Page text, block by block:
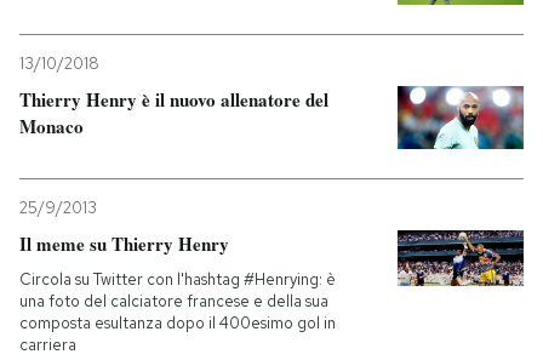
13/10/2018
Thierry Henry è il nuovo allenatore del
Monaco
25/9/2013
Il meme su Thierry Henry
Circola su Twitter con l'hashtag #Henrying: è
una foto del calciatore francese e della sua
composta esultanza dopo il 400esimo gol in
carriera